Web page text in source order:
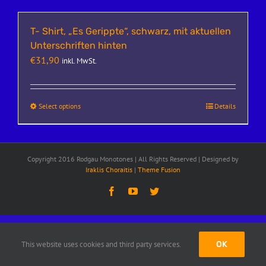
T- Shirt, „Es Gerippte“, schwarz, mit aktuellen
Unterschriften hinten
€31,90 inkl. MwSt.
Select options Details
Copyright 2016 Rodgau Monotones | All Rights Reserved | Designed by
Iraklis Choraitis | Theme Fusion
FacebookYouTubeTwitter
This website uses cookies and third party services. OK